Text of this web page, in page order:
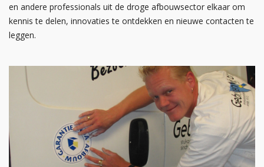
en andere professionals uit de droge afbouwsector elkaar om
kennis te delen, innovaties te ontdekken en nieuwe contacten te
leggen.